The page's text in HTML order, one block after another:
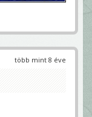
több mint 8 éve